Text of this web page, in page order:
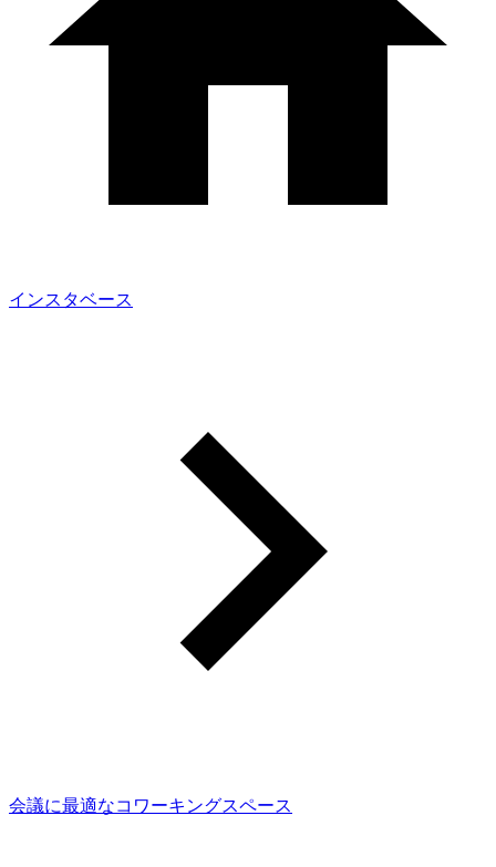
インスタベース
会議に最適なコワーキングスペース